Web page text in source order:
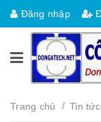
Đăng nhập
Trang chủ / Tin tức